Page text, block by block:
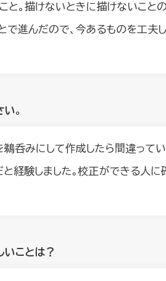
と。描けないときに描けないこと
で進んだので、今あるものを工夫
。
呑みにして作成したら間違って
経験しました。校正ができる人に
いことは？